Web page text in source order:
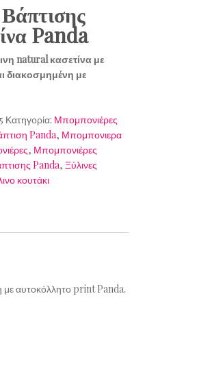
Panda
natural κασετίνα με
διακοσμημένη με
Κατηγορία: Μπομπονιέρες
Panda, Μπομπονιερα
, Μπομπονιέρες
Panda, Ξύλινες
κουτάκι
με αυτοκόλλητο print Panda.